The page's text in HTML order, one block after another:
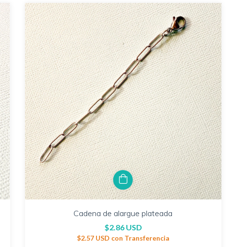
Cadena de alargue plateada
$2.86 USD
$2.57 USD con Transferencia